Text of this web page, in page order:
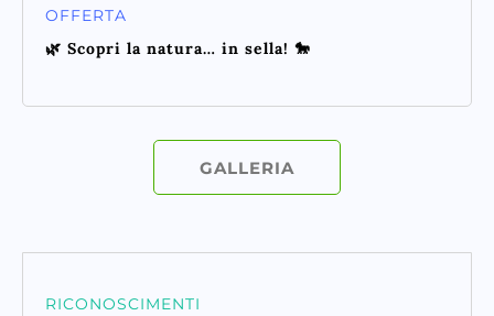
OFFERTA
🌿 Scopri la natura… in sella! 🐎
GALLERIA
RICONOSCIMENTI